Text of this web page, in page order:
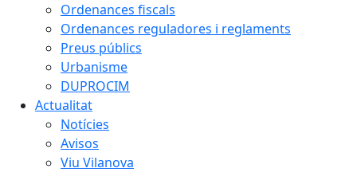
Ordenances fiscals
Ordenances reguladores i reglaments
Preus públics
Urbanisme
DUPROCIM
Actualitat
Notícies
Avisos
Viu Vilanova